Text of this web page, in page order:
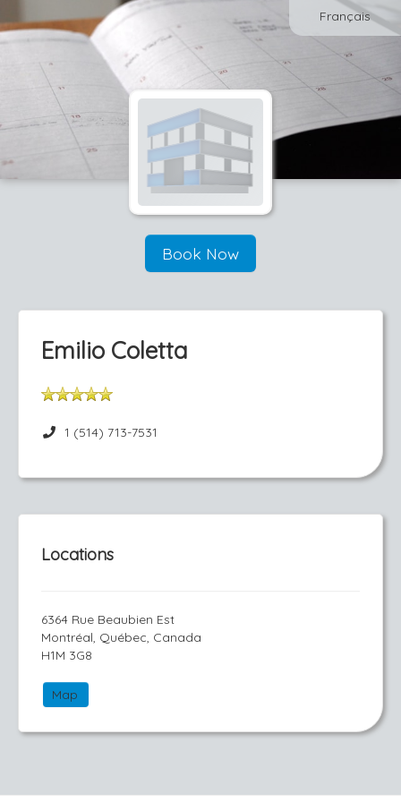
Français
Book Now
Emilio Coletta
1 (514) 713-7531
Locations
6364 Rue Beaubien Est
Montréal, Québec, Canada
H1M 3G8
Map